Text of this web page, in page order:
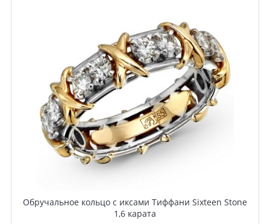
Обручальное кольцо с иксами Тиффани Sixteen Stone
1,6 карата